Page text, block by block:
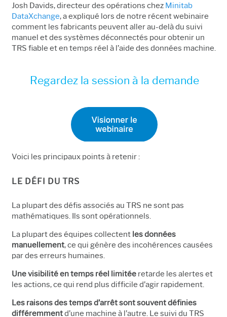
Josh Davids, directeur des opérations chez Minitab
DataXchange,a expliqué lors de notre récent webinaire
comment les fabricants peuvent aller au-delà du suivi
manuel et des systèmes déconnectés pour obtenir un
TRS fiable et en temps réel à l’aide des données machine.
Regardez la session à la demande
Voici les principaux points à retenir :
LE DÉFI DU TRS
La plupart des défis associés au TRS ne sont pas
mathématiques. Ils sont opérationnels.
La plupart des équipes collectent les données
manuellement, ce qui génère des incohérences causées
par des erreurs humaines.
Une visibilité en temps réel limitée retarde les alertes et
les actions, ce qui rend plus difficile d’agir rapidement.
Les raisons des temps d’arrêt sont souvent définies
différemmentd’une machine à l’autre. Le suivi du TRS